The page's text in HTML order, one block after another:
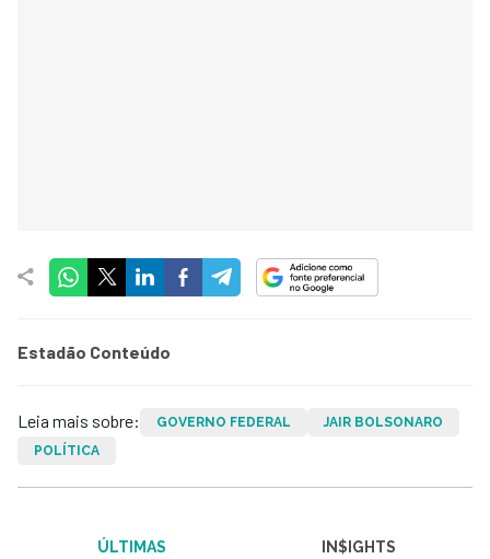
Estadão Conteúdo
Leia mais sobre: GOVERNO FEDERAL
JAIR BOLSONARO
POLÍTICA
ÚLTIMAS IN$IGHTS